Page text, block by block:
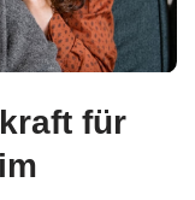
für